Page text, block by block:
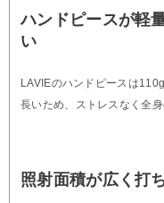
ハンドピースが軽
い
LAVIEのハンドピースは
長いため、ストレスなく全
照射面積が広く打